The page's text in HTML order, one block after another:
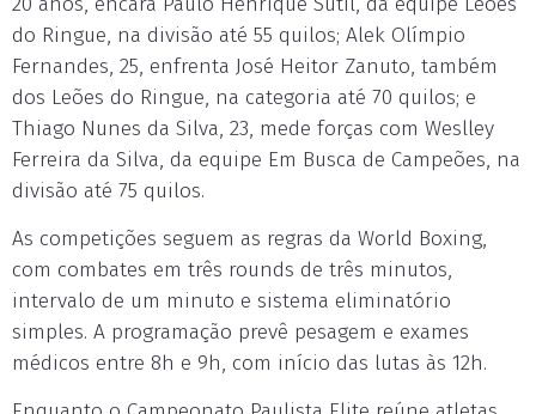
do Ringue, na divisão até 55 quilos; Alek Olímpio
Fernandes, 25, enfrenta José Heitor Zanuto, também
dos Leões do Ringue, na categoria até 70 quilos; e
Thiago Nunes da Silva, 23, mede forças com Weslley
Ferreira da Silva, da equipe Em Busca de Campeões, na
divisão até 75 quilos.
As competições seguem as regras da World Boxing,
com combates em três rounds de três minutos,
intervalo de um minuto e sistema eliminatório
simples. A programação prevê pesagem e exames
médicos entre 8h e 9h, com início das lutas às 12h.